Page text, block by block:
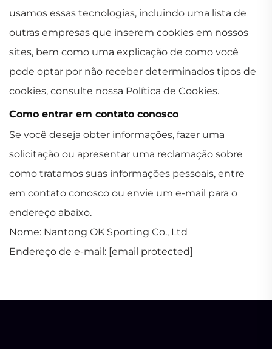
usamos essas tecnologias, incluindo uma lista de
outras empresas que inserem cookies em nossos
sites, bem como uma explicação de como você
pode optar por não receber determinados tipos de
cookies, consulte nossa Política de Cookies.
Como entrar em contato conosco
Se você deseja obter informações, fazer uma
solicitação ou apresentar uma reclamação sobre
como tratamos suas informações pessoais, entre
em contato conosco ou envie um e-mail para o
endereço abaixo.
Nome: Nantong OK Sporting Co., Ltd
Endereço de e-mail: [email protected]